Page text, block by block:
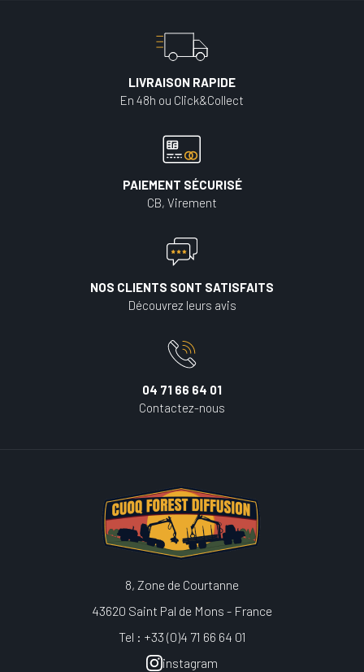
LIVRAISON RAPIDE
En 48h ou Click&Collect
PAIEMENT SÉCURISÉ
CB, Virement
NOS CLIENTS SONT SATISFAITS
Découvrez leurs avis
04 71 66 64 01
Contactez-nous
8, Zone de Courtanne
43620 Saint Pal de Mons - France
Tel : +33 (0)4 71 66 64 01
instagram